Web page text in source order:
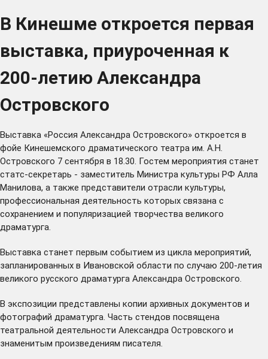
В Кинешме откроется первая
выставка, приуроченная к
200-летию Александра
Островского
Выставка «Россия Александра Островского» откроется в
фойе Кинешемского драматического театра им. А.Н.
Островского 7 сентября в 18.30. Гостем мероприятия станет
статс-секретарь - заместитель Министра культуры РФ Алла
Манилова, а также представители отрасли культуры,
профессиональная деятельность которых связана с
сохранением и популяризацией творчества великого
драматурга.
Выставка станет первым событием из цикла мероприятий,
запланированных в Ивановской области по случаю 200-летия
великого русского драматурга Александра Островского.
В экспозиции представлены копии архивных документов и
фотографий драматурга. Часть стендов посвящена
театральной деятельности Александра Островского и
знаменитым произведениям писателя.